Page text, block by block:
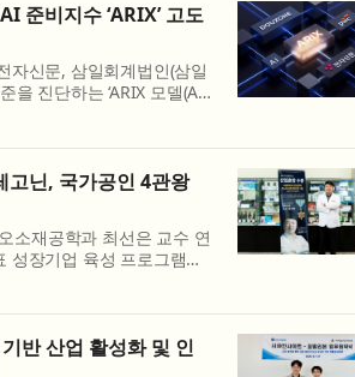
준비지수 ‘ARIX’ 고도
자신문, 삼일회계법인(삼일
을 진단하는 ‘ARIX 모델(AI
나선다고 29일 밝혔다.
고닌, 국가공인 4관왕
소재공학과 최선은 교수 연
성장기업 육성 프로그램인
어 농림축산식품부 농림
반 산업 활성화 및 인